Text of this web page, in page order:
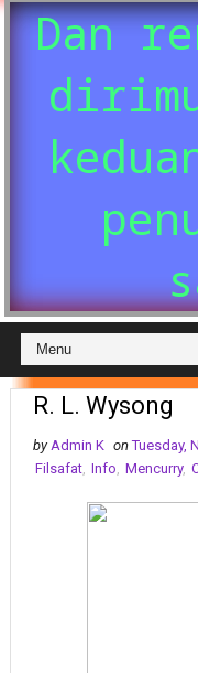
Dan
R. L. Wysong
by Admin K on Tuesday,
Filsafat, Info, Mencurry,